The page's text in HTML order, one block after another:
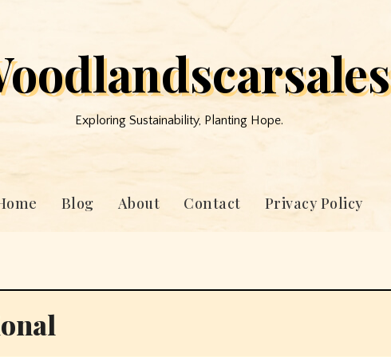
Exploring Sustainability, Planting Hope.
Blog About Contact Privacy Policy